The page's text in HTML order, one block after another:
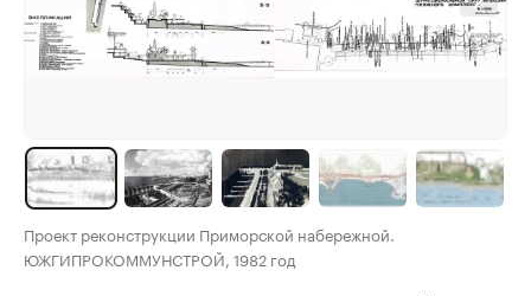
Проект реконструкции Приморской набережной.
ЮЖГИПРОКОММУНСТРОЙ, 1982 год